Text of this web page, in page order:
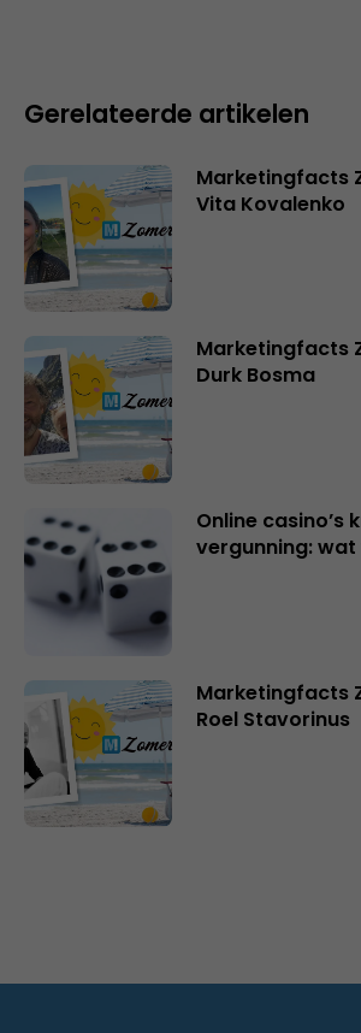
Gerelateerde artikelen
Marketingfacts
Vita Kovalenko
Marketingfacts
Durk Bosma
Online casino’s
vergunning:
Marketingfacts
Roel Stavorinus